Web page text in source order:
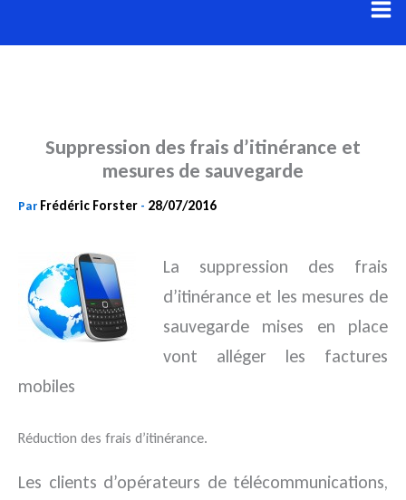
au
Suppression des frais d’itinérance et
mesures de sauvegarde
Par Frédéric Forster - 28/07/2016
La suppression des frais
d’itinérance et les mesures de
sauvegarde mises en place
vont alléger les factures
mobiles
Réduction des frais d’itinérance.
Les clients d’opérateurs de télécommunications,